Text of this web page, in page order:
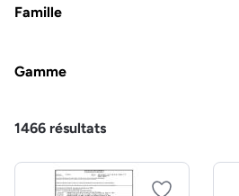
Famille
Gamme
1466 résultats